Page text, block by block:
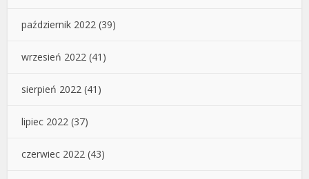
październik 2022 (39)
wrzesień 2022 (41)
sierpień 2022 (41)
lipiec 2022 (37)
czerwiec 2022 (43)